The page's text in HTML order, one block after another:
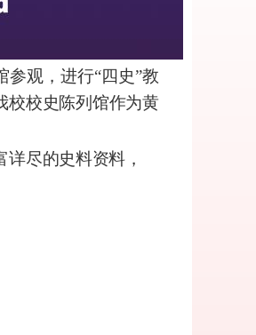
参观，进行“四史”教
校校史陈列馆作为黄
尽的史料资料，